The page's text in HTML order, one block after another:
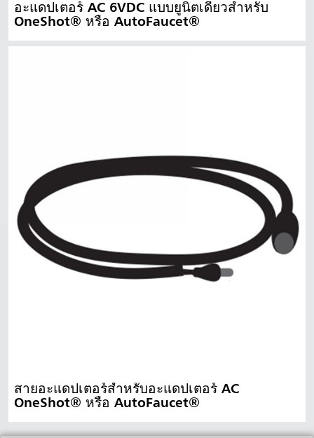
อะแดปเตอร์ AC 6VDC แบบยูนิตเดียวสำหรับ
OneShot® หรือ AutoFaucet®
สายอะแดปเตอร์สำหรับอะแดปเตอร์ AC
OneShot® หรือ AutoFaucet®